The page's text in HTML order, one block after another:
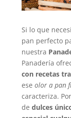
Si lo que
pan perfecto
nuestra
Panadería
con recetas
ese olor a pan
caracteriza.
de dulces